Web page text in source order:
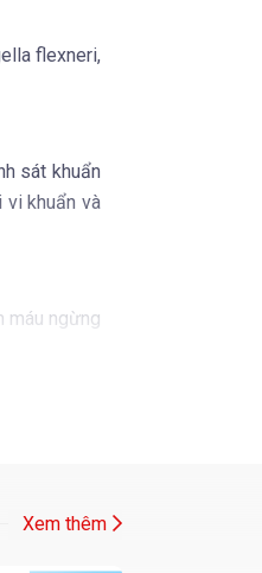
flexneri,
sát khuẩn
vi khuẩn và
máu ngừng
Xem thêm